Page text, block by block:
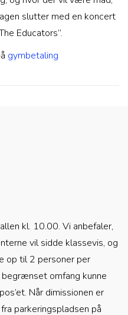
slutter med en koncert
Educators”.
gymbetaling
kl. 10.00. Vi anbefaler,
vil sidde klassevis, og
op til 2 personer per
omfang kunne
Når dimissionen er
parkeringspladsen på